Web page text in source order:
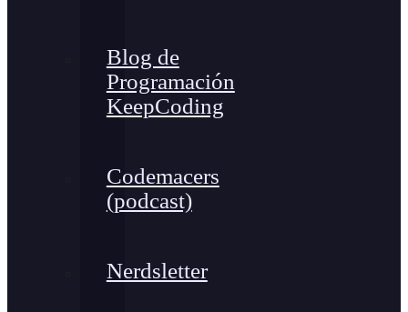
Blog de
Programación
KeepCoding
Codemacers
(podcast)
Nerdsletter